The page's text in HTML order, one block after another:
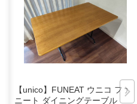
【unico】FUNEAT ウニコ ファ
ニート ダイニングテーブル